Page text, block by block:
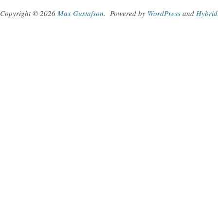
Copyright © 2026 Max Gustafson. Powered by WordPress and Hybrid